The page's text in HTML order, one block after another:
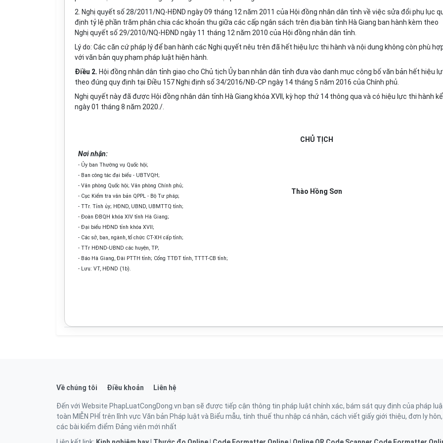
2. Nghị quyết số 28/2011/NQ-HĐND ngày 09 tháng 12 năm 2011 của Hội đồng nhân dân tỉnh về việc sửa đổi phụ lục
định tỷ lệ phần trăm phân chia các khoản thu giữa các cấp ngân sách trên địa bàn tỉnh Hà Giang ban hành kèm theo
Nghị quyết số 29/2010/NQ-HĐND ngày 11 tháng 12 năm 2010 của Hội đồng nhân dân tỉnh.
Lý do: Các căn cứ pháp lý để ban hành các Nghị quyết nêu trên đã hết hiệu lực thi hành và nội dung không còn phù
với văn bản quy phạm pháp luật hiện hành.
Điều 2. Hội đồng nhân dân tỉnh giao cho Chủ tịch Ủy ban nhân dân tỉnh đưa vào danh mục công bố văn bản hết hiệu
theo đúng quy định tại Điều 157 Nghị định số 34/2016/NĐ-CP ngày 14 tháng 5 năm 2016 của Chính phủ.
Nghị quyết này đã được Hội đồng nhân dân tỉnh Hà Giang khóa XVII , kỳ họp thứ 14 thông qua và có hiệu lực thi hành
ngày 01 tháng 8 năm 2020. /.
Nơi nhận:
- Ủy ban Thường vụ Quốc hội;
- Ban công tác đại biểu - UBTVQH;
- Văn phòng Quốc hội; Văn phòng Chính phủ;
- Cục Kiểm tra văn bản QPPL - Bộ Tư pháp;
- TTr. Tỉnh ủy; HĐND, UBND, UBMTTQ tỉnh;
- ĐoànĐBQH khóa XIV tỉnh Hà Giang;
- Đại biểu HĐND tỉnh khóa XVII;
- Các sở, ban, ngành, tổ chức CT-XH cấp tỉnh;
- TTr HĐND-UBND các huyện, TP;
- Báo Hà Giang, Đài PTTH tỉnh; Cổng TTĐT tỉnh, TTTT-CB tỉnh;
- Lưu: VT, HĐND (1b).
CHỦ TỊCH
Thào Hồng Sơn
Về chúng tôi Điều khoản Liên hệ
Đến với Website PhapLuatCongDong.vn bạn sẽ được tiếp cận thông tin pháp luật chính xác, bám sát quy định của pháp
toàn MIỄN PHÍ trên lĩnh vực Văn bản Pháp luật và Biểu mẫu, tính thuế thu nhập cá nhân, cách viết giấy giới thiệu, đơn ly
các bài kiểm điểm Đảng viên mới nhất